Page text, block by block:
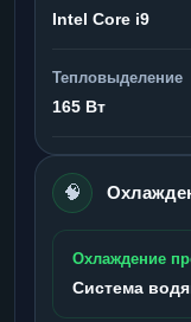
Intel Core i9
Тепловыделение
165 Вт
🧠
Охлаждение
Система